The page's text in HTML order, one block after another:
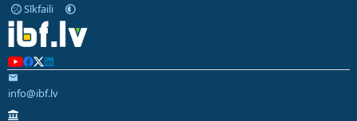
Sīkfaili
info@ibf.lv